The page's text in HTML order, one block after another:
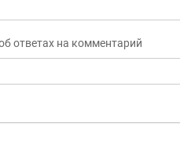
ответах на комментарий